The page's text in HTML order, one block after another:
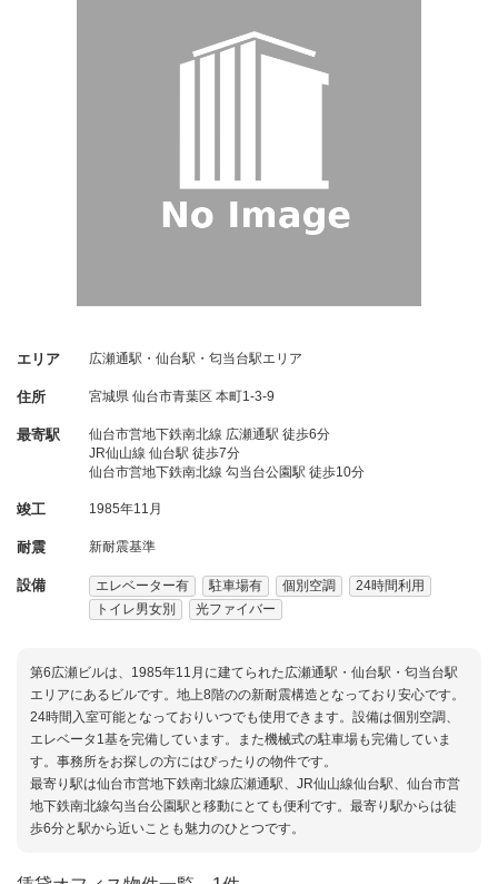
エリア 広瀬通駅・仙台駅・匂当台駅エリア
住所 宮城県 仙台市青葉区 本町1-3-9
最寄駅
仙台市営地下鉄南北線 広瀬通駅 徒歩6分
JR仙山線 仙台駅 徒歩7分
仙台市営地下鉄南北線 勾当台公園駅 徒歩10分
竣工 1985年11月
耐震 新耐震基準
設備 エレベーター有 駐車場有 個別空調
24時間利用
トイレ男女別
光ファイバー
第6広瀬ビルは、1985年11月に建てられた広瀬通駅・仙台駅・匂当台駅
エリアにあるビルです。地上8階のの新耐震構造となっており安心です。
24時間入室可能となっておりいつでも使用できます。設備は個別空調、
エレベータ1基を完備しています。また機械式の駐車場も完備していま
す。事務所をお探しの方にはぴったりの物件です。
最寄り駅は仙台市営地下鉄南北線広瀬通駅、JR仙山線仙台駅、仙台市営
地下鉄南北線勾当台公園駅と移動にとても便利です。最寄り駅からは徒
歩6分と駅から近いことも魅力のひとつです。